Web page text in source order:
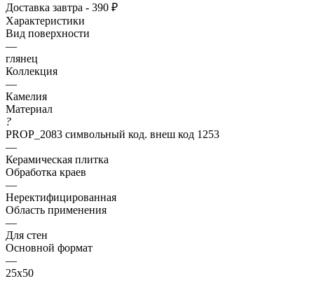
Доставка завтра - 390 ₽
Характеристики
Вид поверхности
—
глянец
Коллекция
—
Камелия
Материал
?
PROP_2083 символьный код. внеш код 1253
—
Керамическая плитка
Обработка краев
—
Неректифицированная
Область применения
—
Для стен
Основной формат
—
25х50